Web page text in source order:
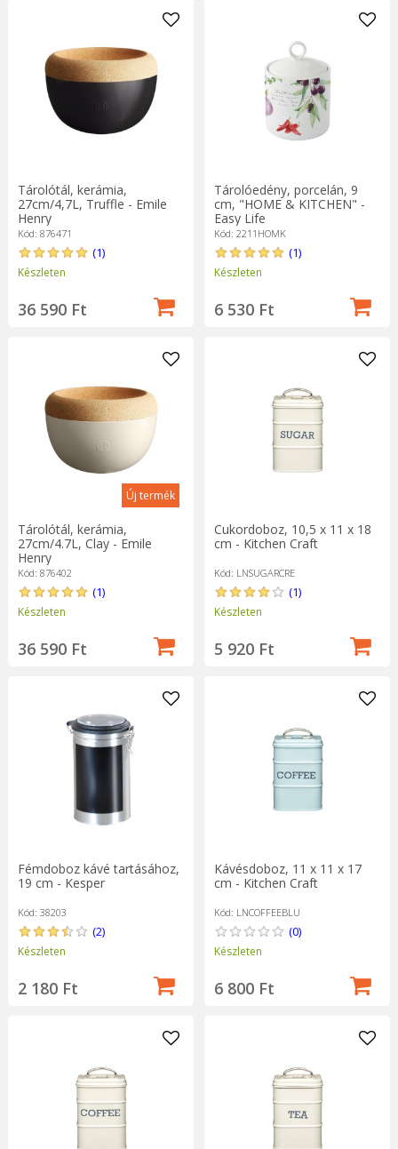
Tárolótál, kerámia,
27cm/4,7L, Truffle - Emile
Henry
Kód: 876471
(1)
Készleten
36 590 Ft
Tárolóedény, porcelán, 9
cm, "HOME & KITCHEN" -
Easy Life
Kód: 2211HOMK
(1)
Készleten
6 530 Ft
Új termék
Tárolótál, kerámia,
27cm/4.7L, Clay - Emile
Henry
Kód: 876402
(1)
Készleten
36 590 Ft
Cukordoboz, 10,5 x 11 x 18
cm - Kitchen Craft
Kód: LNSUGARCRE
(1)
Készleten
5 920 Ft
Fémdoboz kávé tartásához,
19 cm - Kesper
Kód: 38203
(2)
Készleten
2 180 Ft
Kávésdoboz, 11 x 11 x 17
cm - Kitchen Craft
Kód: LNCOFFEEBLU
(0)
Készleten
6 800 Ft